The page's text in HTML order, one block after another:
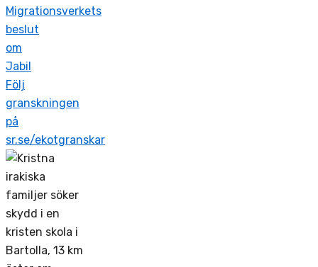
Migrationsverkets
beslut
om
Jabil
Följ
granskningen
på
sr.se/ekotgranskar